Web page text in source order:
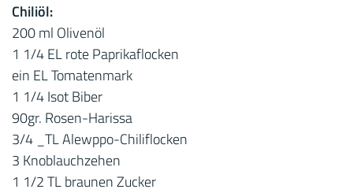
Chiliöl:
200 ml Olivenöl
1 1/4 EL rote Paprikaflocken
ein EL Tomatenmark
1 1/4 Isot Biber
90gr. Rosen-Harissa
3/4 _TL Alewppo-Chiliflocken
3 Knoblauchzehen
1 1/2 TL braunen Zucker